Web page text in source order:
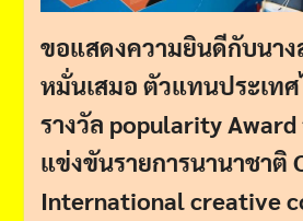
ขอแสดงความยินดีกับนาง
หมั่นเสมอ​ ตัวแทนประเท
รางวัล​ popularity Award​​
แข่งขันรายการ​นานาชาติ​
International​ creative​